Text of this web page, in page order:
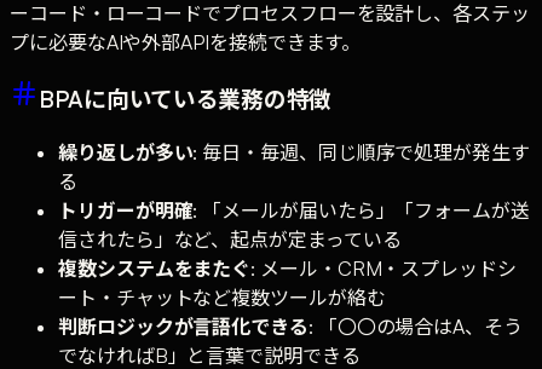
ーコード・ローコードでプロセスフローを設計し、各ステッ
プに必要なAIや外部APIを接続できます。
BPAに向いている業務の特徴
繰り返しが多い: 毎日・毎週、同じ順序で処理が発生す
る
トリガーが明確: 「メールが届いたら」「フォームが送
信されたら」など、起点が定まっている
複数システムをまたぐ: メール・CRM・スプレッドシ
ート・チャットなど複数ツールが絡む
判断ロジックが言語化できる: 「〇〇の場合はA、そう
でなければB」と言葉で説明できる